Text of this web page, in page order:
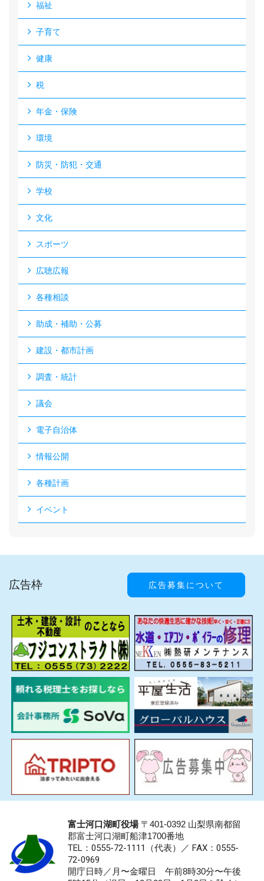
福祉
子育て
健康
税
年金・保険
環境
防災・防犯・交通
学校
文化
スポーツ
広聴広報
各種相談
助成・補助・公募
建設・都市計画
調査・統計
議会
電子自治体
情報公開
各種計画
イベント
広告枠 広告募集について
富士河口湖町役場〒401-0392 山梨県南都留
郡富士河口湖町船津1700番地
TEL：0555-72-1111 （代表）／ FAX：0555-
72-0969
開庁日時／月〜金曜日 午前8時30分〜午後